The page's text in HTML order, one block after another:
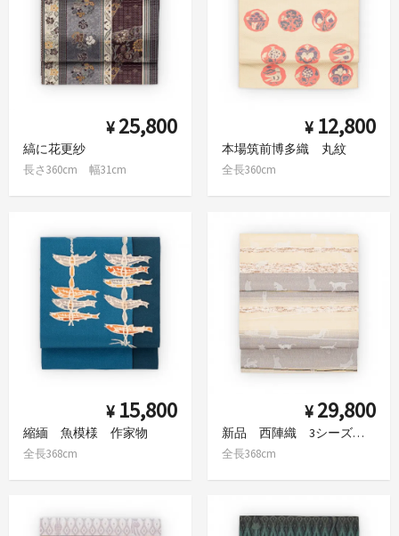
¥ 25,800
縞に花更紗
長さ360cm 幅31cm
¥ 12,800
本場筑前博多織 丸紋
全長360cm
¥ 15,800
縮緬 魚模様 作家物
全長368cm
¥ 29,800
新品 西陣織 3シーズン九寸名古屋帯 横段に猫シルエット
全長368cm